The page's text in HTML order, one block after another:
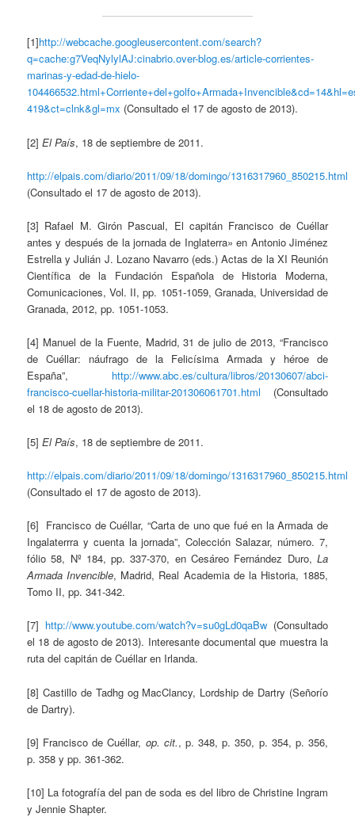
[1]http://webcache.googleusercontent.com/search?
q=cache:g7VeqNylylAJ:cinabrio.over-blog.es/article-corrientes-
marinas-y-edad-de-hielo-
419&ct=clnk&gl=mx (Consultado el 17 de agosto de 2013).
[2]El País, 18 de septiembre de 2011.
http://elpais.com/diario/2011/09/18/domingo/1316317960_850215.html
(Consultado el 17 de agosto de 2013).
[3] Rafael M. Girón Pascual, El capitán Francisco de Cuéllar
antes y después de la jornada de Inglaterra» en Antonio Jiménez
Estrella y Julián J. Lozano Navarro (eds.) Actas de la XI Reunión
Científica de la Fundación Española de Historia Moderna,
Comunicaciones, Vol. II, pp. 1051-1059, Granada, Universidad de
Granada, 2012, pp. 1051-1053.
[4] Manuel de la Fuente, Madrid, 31 de julio de 2013, “Francisco
de Cuéllar: náufrago de la Felicísima Armada y héroe de
España”, http://www.abc.es/cultura/libros/20130607/abci-
francisco-cuellar-historia-militar-201306061701.html (Consultado
el 18 de agosto de 2013).
[5]El País, 18 de septiembre de 2011.
http://elpais.com/diario/2011/09/18/domingo/1316317960_850215.html
(Consultado el 17 de agosto de 2013).
[6] Francisco de Cuéllar, “Carta de uno que fué en la Armada de
Ingalaterrra y cuenta la jornada”, Colección Salazar, número. 7,
fólio 58, Nº 184, pp. 337-370, en Cesáreo Fernández Duro, La
Armada Invencible, Madrid, Real Academia de la Historia, 1885,
Tomo II, pp. 341-342.
[7] http://www.youtube.com/watch?v=su0gLd0qaBw (Consultado
el 18 de agosto de 2013). Interesante documental que muestra la
ruta del capitán de Cuéllar en Irlanda.
[8] Castillo de Tadhg og MacClancy, Lordship de Dartry (Señorío
de Dartry).
[9] Francisco de Cuéllar, op. cit., p. 348, p. 350, p. 354, p. 356,
p. 358 y pp. 361-362.
[10] La fotografía del pan de soda es del libro de Christine Ingram
y Jennie Shapter.